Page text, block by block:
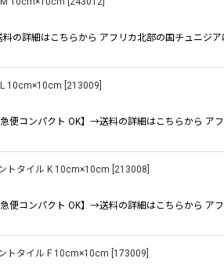
料の詳細はこちらから アフリカ北部の国チュニジ
10cm×10cm 213009
急便コンパクト OK】→送料の詳細はこちらから
トタイル K 10cm×10cm 213008
急便コンパクト OK】→送料の詳細はこちらから
トタイル F 10cm×10cm 173009